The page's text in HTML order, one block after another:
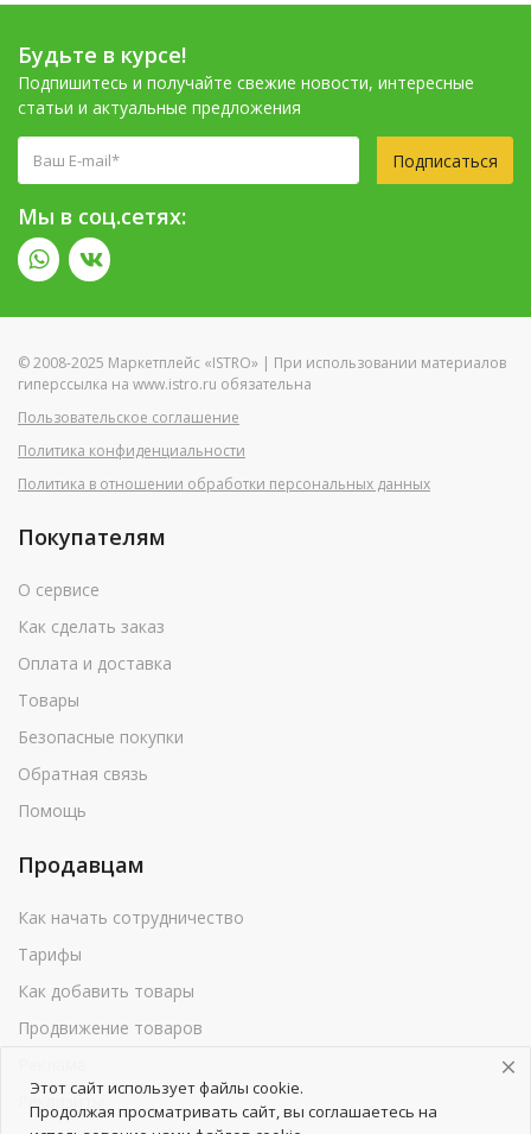
Будьте в курсе!
Подпишитесь и получайте свежие новости, интересные
статьи и актуальные предложения
Подписаться
Мы в соц.сетях:
© 2008-2025 Маркетплейс «ISTRO» | При использовании материалов
гиперссылка на www.istro.ru обязательна
Пользовательское соглашение
Политика конфиденциальности
Политика в отношении обработки персональных данных
Покупателям
О сервисе
Как сделать заказ
Оплата и доставка
Товары
Безопасные покупки
Обратная связь
Помощь
Продавцам
Как начать сотрудничество
Тарифы
Как добавить товары
Продвижение товаров
Реквизиты
Этот сайт использует файлы cookie.
Продолжая просматривать сайт, вы соглашаетесь на